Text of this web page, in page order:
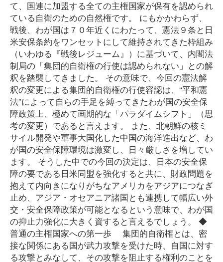
て、国連に加盟する全ての主権国家が保有を認められ
ている自衛のための自然権です。 にもかかわらず、
戦後、わが国は７０年近くにわたって、憲法９条と日
米安保条約をワンセットにして維持されてきた枠組み
（いわゆる『戦後レジューム』）に基づいて、内閣法
制局の「集団的自衛権の行使は認められない」との解
釈を踏襲してきました。 その意味で、今回の憲法解
釈の変更による集団的自衛権の行使容認は、“平和憲
法”によって自らの手足を縛ってきたわが国の安全保
障政策上、極めて画期的な「パラダイムシフト」（思
考の変更）であると言えます。 また、北朝鮮の核ミ
サイル開発や軍事大国化した中国の海洋進出など、わ
が国の安全保障環境は激変し、日々厳しさを増してい
ます。 そうした中での今回の決定は、日本の安全保
障の要である日米同盟を強化すると共に、財政問題を
抱えて内向きになりがちなアメリカをアジアにつなぎ
止め、アジア・オセアニア諸国とも連携して幅広い外
交・安全保障政策が可能となるという意味で、わが国
の抑止力強化に大きく資すると言えるでしょう。 ◆
普通の主権国家への第一歩 集団的自衛権とは、密
接な関係にある国が武力攻撃を受けた時、自国に対す
る攻撃とみなして、その攻撃を阻止する権利のことを